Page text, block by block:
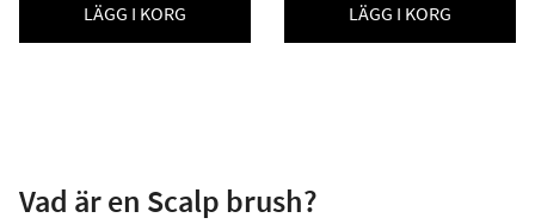
LÄGG I KORG LÄGG I KORG
Vad är en Scalp brush?